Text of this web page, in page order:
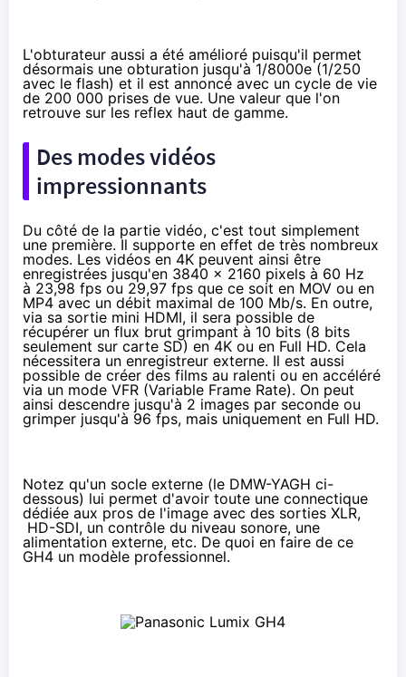
L'obturateur aussi a été amélioré puisqu'il permet
désormais une obturation jusqu'à 1/8000e (1/250
avec le flash) et il est annoncé avec un cycle de vie
de 200 000 prises de vue. Une valeur que l'on
retrouve sur les reflex haut de gamme.
Des modes vidéos
impressionnants
Du côté de la partie vidéo, c'est tout simplement
une première. Il supporte en effet de très nombreux
modes. Les vidéos en 4K peuvent ainsi être
enregistrées jusqu'en 3840 x 2160 pixels à 60 Hz
à 23,98 fps ou 29,97 fps que ce soit en MOV ou en
MP4 avec un débit maximal de 100 Mb/s. En outre,
via sa sortie mini HDMI, il sera possible de
récupérer un flux brut grimpant à 10 bits (8 bits
seulement sur carte SD) en 4K ou en Full HD. Cela
nécessitera un enregistreur externe. Il est aussi
possible de créer des films au ralenti ou en accéléré
via un mode VFR (Variable Frame Rate). On peut
ainsi descendre jusqu'à 2 images par seconde ou
grimper jusqu'à 96 fps, mais uniquement en Full HD.
Notez qu'un socle externe (le DMW-YAGH ci-
dessous) lui permet d'avoir toute une connectique
dédiée aux pros de l'image avec des sorties XLR,
HD-SDI, un contrôle du niveau sonore, une
alimentation externe, etc. De quoi en faire de ce
GH4 un modèle professionnel.